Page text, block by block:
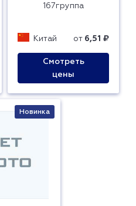
167группа
Китай от 6,51 ₽
Смотреть
цены
Новинка